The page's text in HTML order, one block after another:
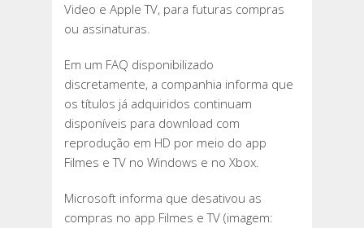
Video e Apple TV, para futuras compras
ou assinaturas.
Em um FAQ disponibilizado
discretamente, a companhia informa que
os títulos já adquiridos continuam
disponíveis para download com
reprodução em HD por meio do app
Filmes e TV no Windows e no Xbox.
Microsoft informa que desativou as
compras no app Filmes e TV (imagem: